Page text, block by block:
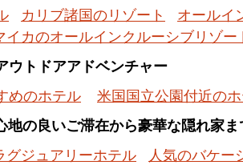
カリブ諸国のリゾート オールイ
イカのオールインクルーシブリゾー
ウトドアアドベンチャー
めのホテル
米国国立公園付近の
の良いご滞在から豪華な隠れ家ま
グジュアリーホテル 人気のバケー